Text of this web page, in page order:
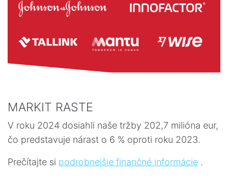
MARKIT RASTE
V roku 2024 dosiahli naše tržby 202,7 milióna eur,
čo predstavuje nárast o 6 % oproti roku 2023.
Prečítajte si podrobnejšie finančné informácie .